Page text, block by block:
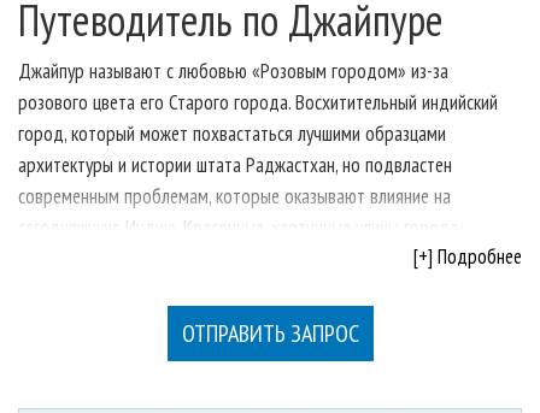
Подробнее Об Индии Отправить Запрос
Путеводитель по Джайпуре
Джайпур называют с любовью «Розовым городом» из-за
розового цвета его Старого города. Восхитительный индийский
город, который может похвастаться лучшими образцами
архитектуры и истории штата Раджастхан, но подвластен
современным проблемам, которые оказывают влияние на
сегодняшнюю Индию. Красочные, хаотичные улицы города
пульсируют в опьяняющем ритме – соединении старого и нового.
Начните свой тур по Джайпуру в самом сердце города, изящный
Городской Дворец по-прежнему место проживания бывшей
королевской семьи; Джантар Мантар, королевская обсерватория,
[+] Подробнее
ОТПРАВИТЬ ЗАПРОС